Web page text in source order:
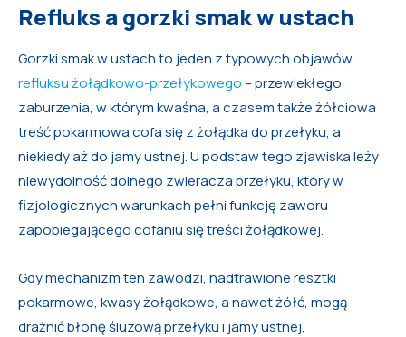
Refluks a gorzki smak w ustach
Gorzki smak w ustach to jeden z typowych objawów
refluksu żołądkowo-przełykowego – przewlekłego
zaburzenia, w którym kwaśna, a czasem także żółciowa
treść pokarmowa cofa się z żołądka do przełyku, a
niekiedy aż do jamy ustnej. U podstaw tego zjawiska leży
niewydolność dolnego zwieracza przełyku, który w
fizjologicznych warunkach pełni funkcję zaworu
zapobiegającego cofaniu się treści żołądkowej.
Gdy mechanizm ten zawodzi, nadtrawione resztki
pokarmowe, kwasy żołądkowe, a nawet żółć, mogą
drażnić błonę śluzową przełyku i jamy ustnej,